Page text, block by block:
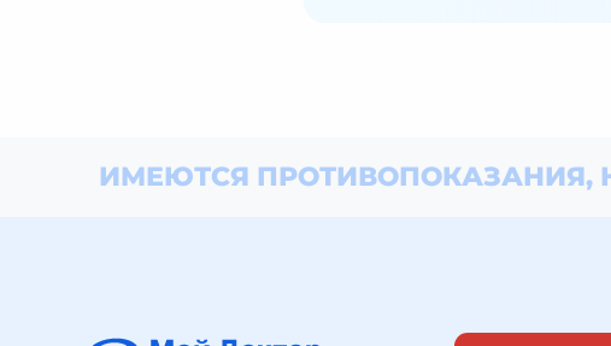
ИМЕЮТСЯ ПРОТИВОПОКАЗАНИЯ,